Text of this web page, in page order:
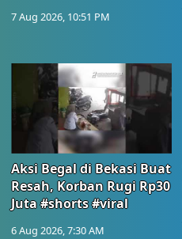
7 Aug 2026, 10:51 PM
Aksi Begal di Bekasi Buat
Resah, Korban Rugi Rp30
Juta #shorts #viral
6 Aug 2026, 7:30 AM